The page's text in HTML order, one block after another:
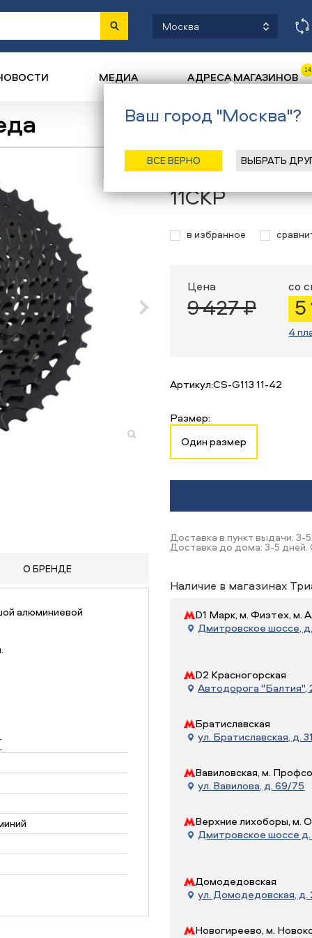
Москва
МЕДИА АДРЕСА МАГАЗИНОВ 14
Назад / Главная /Каталог/
О БРЕНДЕ
алюминиевой
Кассета
11СКР
в избранное
Цена
9 427 ₽
со
5
4
Артикул:CS-G113 11-42
Размер:
Один размер
Доставка в пункт выдачи: 3-
Доставка до дома: 3-5
Наличие в магазинах
D1 Марк, м. Физтех, м.
Дмитровское шоссе,
D2 Красногорская
Автодорога "Балтия",
Братиславская
ул. Братиславская, д.
Вавиловская, м.
ул. Вавилова, д. 69/75
Верхние лихоборы, м.
Дмитровское шоссе д.
Домодедовская
ул. Домодедовская, д.
Новогиреево, м.
Ваш город "Москва"?
ВСЕ ВЕРНО ВЫБРАТЬ